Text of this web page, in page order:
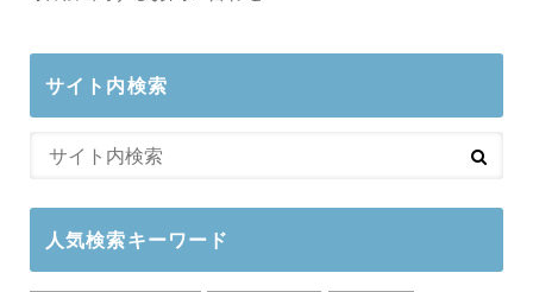
サイト内検索
人気検索キーワード